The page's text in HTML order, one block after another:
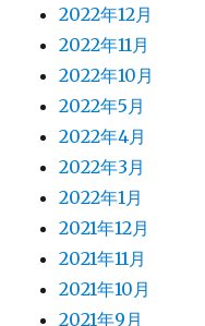
2022年12月
2022年11月
2022年10月
2022年5月
2022年4月
2022年3月
2022年1月
2021年12月
2021年11月
2021年10月
2021年9月